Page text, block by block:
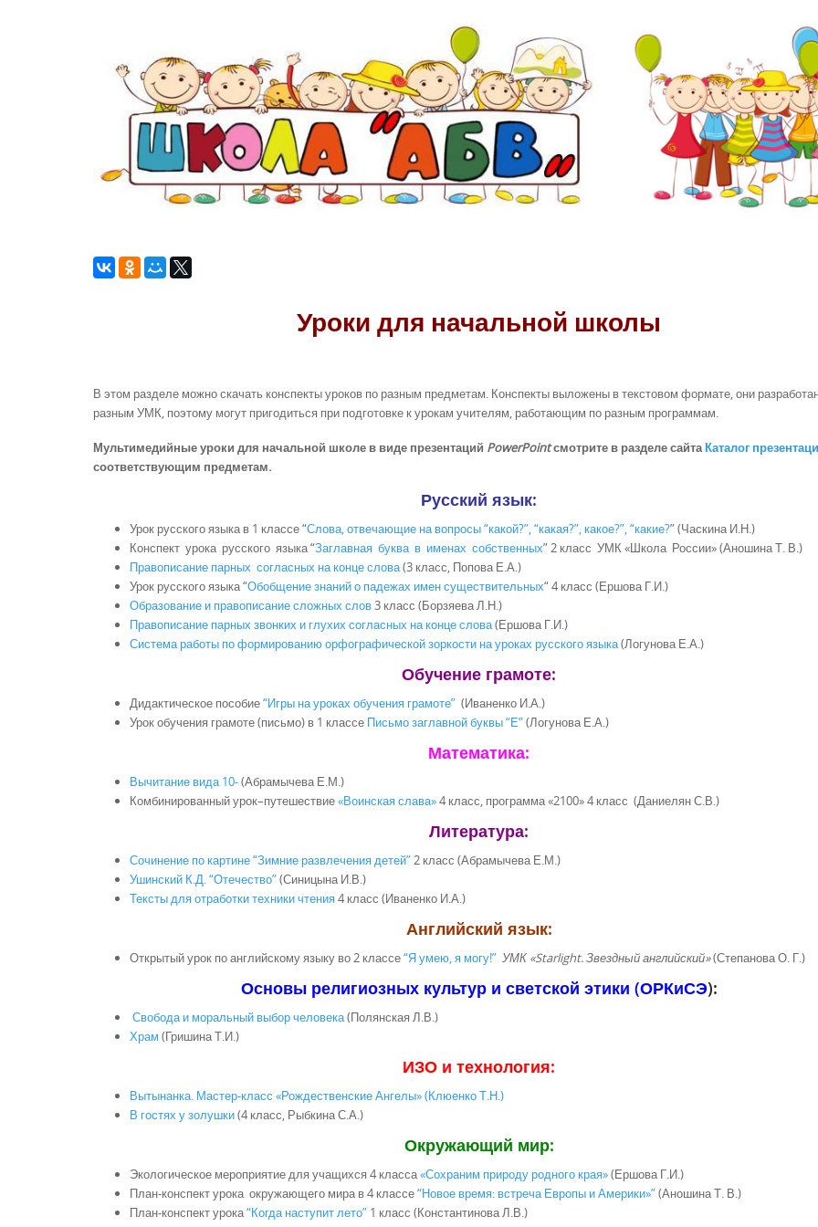
Уроки для начальной школы
В этом разделе можно скачать конспекты уроков по разным предметам. Конспекты выложены в текстовом формате, они
разным УМК, поэтому могут пригодиться при подготовке к урокам учителям, работающим по разным программам.
Мультимедийные уроки для начальной школе в виде презентаций PowerPointсмотрите в разделе сайтаКаталог
соответствующим предметам.
Русский язык:
Урок русского языка в 1 классе “Слова, отвечающие на вопросы “какой?”, “какая?”, какое?”, “какие?”(Часкина И.Н.)
Конспект урока русского языка “Заглавная буква в именах собственных” 2 класс УМК «Школа России» (Аношина Т. В.)
Правописание парных согласных на конце слова(3 класс, Попова Е.А.)
Урок русского языка “Обобщение знаний о падежах имен существительных“4 класс (Ершова Г.И.)
Образование и правописание сложных слов3 класс (Борзяева Л.Н.)
Правописание парных звонких и глухих согласных на конце слова(Ершова Г.И.)
Система работы по формированию орфографической зоркости на уроках русского языка(Логунова Е.А.)
Обучение грамоте:
Дидактическое пособие“Игры на уроках обучения грамоте” (Иваненко И.А.)
Урок обучения грамоте (письмо) в 1 классе Письмо заглавной буквы “Е”(Логунова Е.А.)
Математика:
Вычитание вида 10-(Абрамычева Е.М.)
Комбинированный урок–путешествие«Воинская слава»4 класс, программа «2100» 4 класс (Даниелян С.В.)
Литература:
Сочинение по картине “Зимние развлечения детей”2 класс (Абрамычева Е.М.)
Ушинский К.Д. “Отечество”(Синицына И.В.)
Тексты для отработки техники чтения4 класс (Иваненко И.А.)
Английский язык:
Открытый урок по английскому языку во 2 классе“Я умею, я могу!” УМК «Starlight. Звездный английский»(Степанова О. Г.)
Основы религиозных культур и светской этики (ОРКиСЭ):
Свобода и моральный выбор человека(Полянская Л.В.)
Храм (Гришина Т.И.)
ИЗО и технология:
Вытынанка. Мастер-класс «Рождественские Ангелы» (Клюенко Т.Н.)
В гостях у золушки(4 класс, Рыбкина С.А.)
Окружающий мир:
Экологическое мероприятие для учащихся 4 класса«Сохраним природу родного края»(Ершова Г.И.)
План-конспект урока окружающего мира в 4 классе“Новое время: встреча Европы и Америки»”(Аношина Т. В.)
План-конспект урока“Когда наступит лето” 1 класс (Константинова Л.В.)